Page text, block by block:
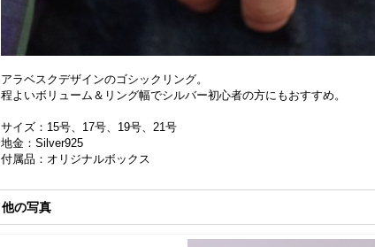
アラベスクデザインのゴシックリング。
程よいボリューム＆リング幅でシルバー初心者の方にもおすすめ。
サイズ：15号、17号、19号、21号
地金：Silver925
付属品：オリジナルボックス
他の写真